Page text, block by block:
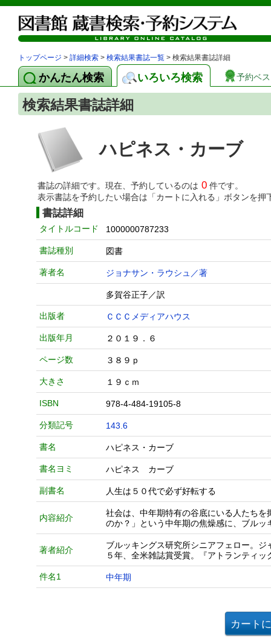
トップページ > 詳細検索 > 検索結果書誌一覧 > 検索結果書誌詳細
かんたん検索 いろいろ検索 予約ベ
検索結果書誌詳細
ハピネス・カーブ
書誌の詳細です。現在、予約しているのは 0 件です。
表示書誌を予約したい場合は「カートに入れる」ボタンを押
書誌詳細
タイトルコード 1000000787233
書誌種別 図書
著者名 ジョナサン・ラウシュ／著
多賀谷正子／訳
出版者 ＣＣＣメディアハウス
出版年月 ２０１９．６
ページ数 ３８９ｐ
大きさ １９ｃｍ
ISBN 978-4-484-19105-8
分類記号 143.6
書名 ハピネス・カーブ
書名ヨミ ハピネス カーブ
副書名 人生は５０代で必ず好転する
内容紹介
社会は、中年期特有の谷底にいる人たち
のか？」という中年期の焦燥感に、ブル
著者紹介
ブルッキングス研究所シニアフェロー。
５年、全米雑誌賞受賞。『アトランティッ
件名1 中年期